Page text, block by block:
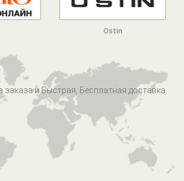
Ostin
и Быстрая, Бесплатная доставка